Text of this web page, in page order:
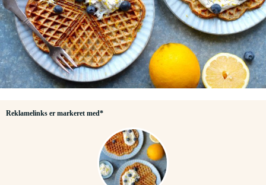
Reklamelinks er markeret med*